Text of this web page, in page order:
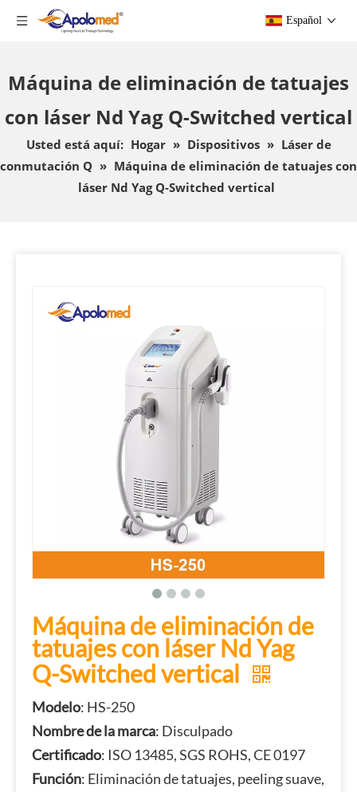
Español
Máquina de eliminación de tatuajes
con láser Nd Yag Q-Switched vertical
Usted está aquí: Hogar » Dispositivos » Láser de
conmutación Q » Máquina de eliminación de tatuajes con
láser Nd Yag Q-Switched vertical
Máquina de eliminación de
tatuajes con láser Nd Yag
Q-Switched vertical
Modelo: HS-250
Nombre de la marca: Disculpado
Certificado: ISO 13485, SGS ROHS, CE 0197
Función: Eliminación de tatuajes, peeling suave,